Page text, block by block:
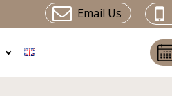
Email Us